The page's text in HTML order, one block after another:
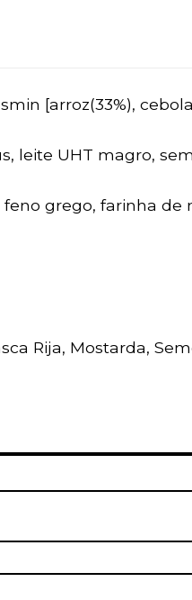
[arroz(33%),
leite UHT magro,
grego, farinha de
Rija, Mostarda,